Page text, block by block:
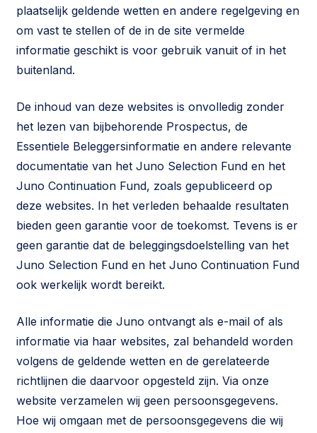
plaatselijk geldende wetten en andere regelgeving en
om vast te stellen of de in de site vermelde
informatie geschikt is voor gebruik vanuit of in het
buitenland.
De inhoud van deze websites is onvolledig zonder
het lezen van bijbehorende Prospectus, de
Essentiele Beleggersinformatie en andere relevante
documentatie van het Juno Selection Fund en het
Juno Continuation Fund, zoals gepubliceerd op
deze websites. In het verleden behaalde resultaten
bieden geen garantie voor de toekomst. Tevens is er
geen garantie dat de beleggingsdoelstelling van het
Juno Selection Fund en het Juno Continuation Fund
ook werkelijk wordt bereikt.
Alle informatie die Juno ontvangt als e-mail of als
informatie via haar websites, zal behandeld worden
volgens de geldende wetten en de gerelateerde
richtlijnen die daarvoor opgesteld zijn. Via onze
website verzamelen wij geen persoonsgegevens.
Hoe wij omgaan met de persoonsgegevens die wij